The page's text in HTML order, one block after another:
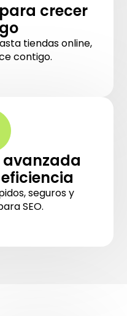
crecer
tiendas online,
contigo.
seguros y
SEO.